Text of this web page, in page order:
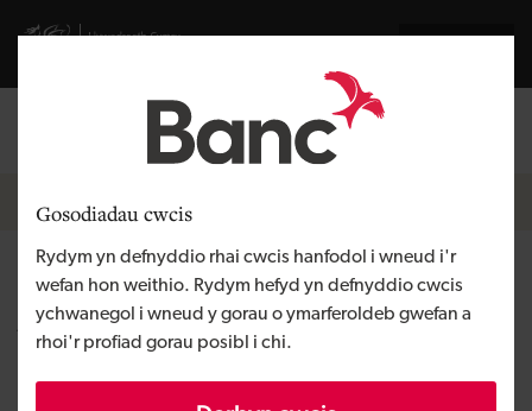
Gosodiadau cwcis
Rydym yn defnyddio rhai cwcis hanfodol i wneud i'r
wefan hon weithio. Rydym hefyd yn defnyddio cwcis
ychwanegol i wneud y gorau o ymarferoldeb gwefan a
rhoi'r profiad gorau posibl i chi.
Visit gov.wales website
Mewngofnodi
Breadcrumb
Newyddion
Effaith Banc Datblygu Cymru
yng Ngogledd Cymru